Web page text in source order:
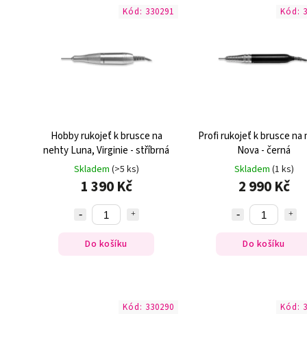
Hobby rukojeť k brusce na
nehty Luna, Virginie - stříbrná
Skladem (>5 ks)
1 390 Kč
Do košíku
Kód: 330291
Profi rukojeť k brusce na
Nova - černá
Skladem (1 ks)
2 990 Kč
Do košíku
Kód:
Kód: 330290 Kód: